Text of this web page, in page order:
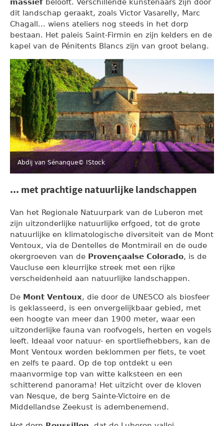
massief belooft. Verschillende kunstenaars zijn door
dit landschap geraakt, zoals Victor Vasarelly, Marc
Chagall... wiens ateliers nog steeds in het dorp
bestaan. Het paleis Saint-Firmin en zijn kelders en de
kapel van de Pénitents Blancs zijn van groot belang.
Abdij van Sénanque© IStock
... met prachtige natuurlijke landschappen
Van het Regionale Natuurpark van de Luberon met
zijn uitzonderlijke natuurlijke erfgoed, tot de grote
natuurlijke en klimatologische diversiteit van de Mont
Ventoux, via de Dentelles de Montmirail en de oude
okergroeven van de Provençaalse Colorado, is de
Vaucluse een kleurrijke streek met een rijke
verscheidenheid aan natuurlijke landschappen.
De Mont Ventoux, die door de UNESCO als biosfeer
is geklasseerd, is een onvergelijkbaar gebied, met
een hoogte van meer dan 1900 meter, waar een
uitzonderlijke fauna van roofvogels, herten en vogels
leeft. Ideaal voor natuur- en sportliefhebbers, kan de
Mont Ventoux worden beklommen per fiets, te voet
en zelfs te paard. Op de top ontdekt u een
maanvormige top van witte kalksteen en een
schitterend panorama! Het uitzicht over de kloven
van Nesque, de berg Sainte-Victoire en de
Middellandse Zeekust is adembenemend.